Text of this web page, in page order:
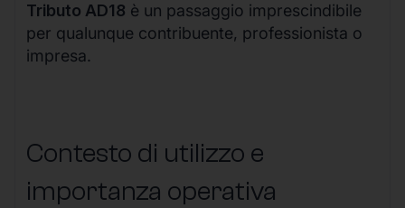
Tributo AD18 è un passaggio imprescindibile
per qualunque contribuente, professionista o
impresa.
Contesto di utilizzo e
importanza operativa